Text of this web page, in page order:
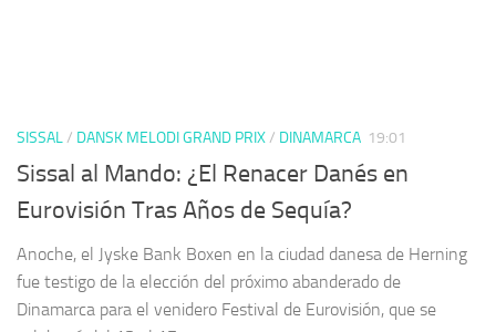
SISSAL/ DANSK MELODI GRAND PRIX/ DINAMARCA 19:01
Sissal al Mando: ¿El Renacer Danés en
Eurovisión Tras Años de Sequía?
Anoche, el Jyske Bank Boxen en la ciudad danesa de Herning
fue testigo de la elección del próximo abanderado de
Dinamarca para el venidero Festival de Eurovisión, que se